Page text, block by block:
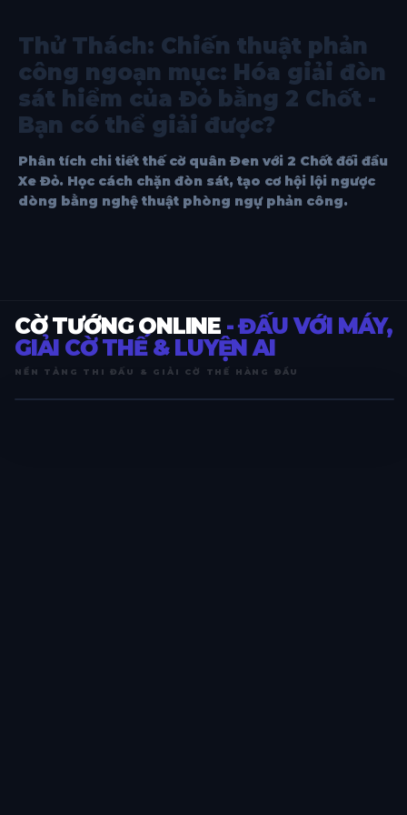
Thử Thách: Chiến thuật phản
công ngoạn mục: Hóa giải đòn
sát hiểm của Đỏ bằng 2 Chốt -
Bạn có thể giải được?
Phân tích chi tiết thế cờ quân Đen với 2 Chốt đối đầu
Xe Đỏ. Học cách chặn đòn sát, tạo cơ hội lội ngược
dòng bằng nghệ thuật phòng ngự phản công.
CỜ TƯỚNG ONLINE - ĐẤU VỚI MÁY,
GIẢI CỜ THẾ & LUYỆN AI
NỀN TẢNG THI ĐẤU & GIẢI CỜ THẾ HÀNG ĐẦU